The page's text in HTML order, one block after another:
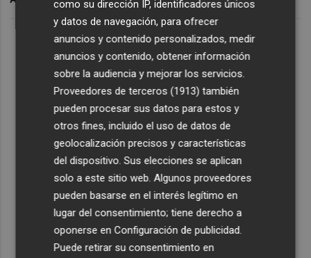
como su dirección IP, identificadores únicos
y datos de navegación, para ofrecer
anuncios y contenido personalizados, medir
anuncios y contenido, obtener información
sobre la audiencia y mejorar los servicios.
Proveedores de terceros (1913) también
pueden procesar sus datos para estos y
otros fines, incluido el uso de datos de
geolocalización precisos y características
del dispositivo. Sus elecciones se aplican
solo a este sitio web. Algunos proveedores
pueden basarse en el interés legítimo en
lugar del consentimiento; tiene derecho a
oponerse enConfiguración de publicidad.
Puede retirar su consentimiento en